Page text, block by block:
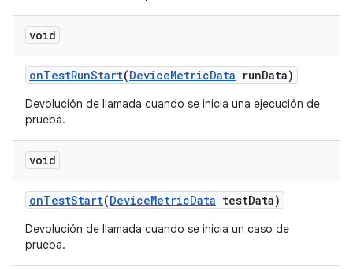
void
onTestRunStart(DeviceMetricData runData)
Devolución de llamada cuando se inicia una ejecución de
prueba.
void
onTestStart(DeviceMetricData testData)
Devolución de llamada cuando se inicia un caso de
prueba.